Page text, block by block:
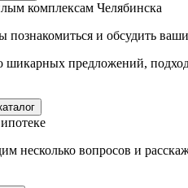
комплексам Челябинска
познакомиться и обсудить
шикарных предложений,
несколько вопросов и